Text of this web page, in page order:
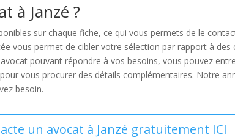
à Janzé ?
sur chaque fiche, ce qui vous permets de le
vous permet de cibler votre sélection par rapport à des
pouvant répondre à vos besoins, vous pouvez
vous procurer des détails complémentaires. Notre
besoin.
un avocat à Janzé gratuitement ICI